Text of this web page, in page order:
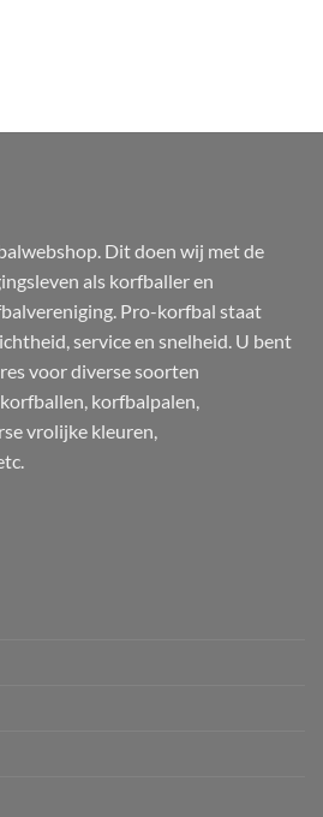
Dit doen wij met de
als korfballer en
Pro-korfbal staat
service en snelheid. U bent
voor diverse soorten
korfbalpalen,
vrolijke kleuren,